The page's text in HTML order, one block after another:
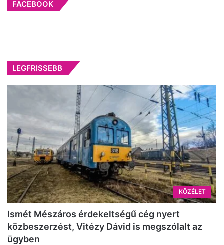
FACEBOOK
LEGFRISSEBB
KÖZÉLET
Ismét Mészáros érdekeltségű cég nyert
közbeszerzést, Vitézy Dávid is megszólalt az
ügyben